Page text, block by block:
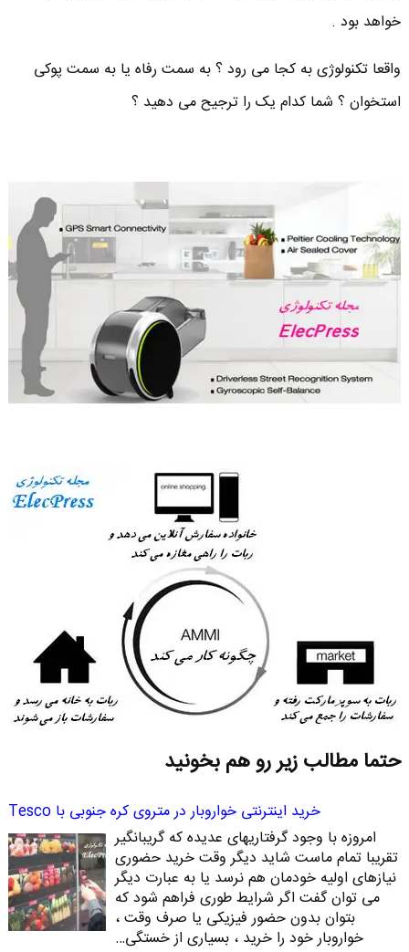
خواهد بود .
واقعا تکنولوژی به کجا می رود ؟ به سمت رفاه یا به سمت پوکی
استخوان ؟ شما کدام یک را ترجیح می دهید ؟
حتما مطالب زیر رو هم بخونید
خرید اینترنتی خواروبار در متروی کره جنوبی با Tesco
امروزه با وجود گرفتاریهای عدیده که گریبانگیر
تقریبا تمام ماست شاید دیگر وقت خرید حضوری
نیازهای اولیه خودمان هم نرسد یا به عبارت دیگر
می توان گفت اگر شرایط طوری فراهم شود که
بتوان بدون حضور فیزیکی یا صرف وقت ،
خواروبار خود را خرید ، بسیاری از خستگی…